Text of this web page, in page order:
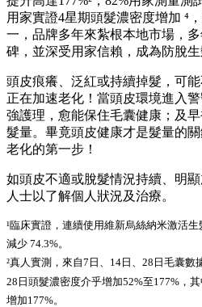
用家實證4星期頭髮濃密度增加 ⁴​
一，品牌多年來紮根本地市場，
碑，並深受用家信賴，成為防脫生
頭皮痕癢、泛紅或持續掉髮，可
正在加速老化！當頭皮環境進入
強護理，愈能保住毛囊健康；及
髮量。畢竟頭皮健康才是髮量的
老化的第一步！
如頭皮不適或脫髮情況持續、明
人士以了解個人狀況及治療。
¹臨床實證，連續使用維新烏絲納米激活
減少 74.3%。
²真人實測，來自7日、14日、28日毛囊數
28日頭髮濃密度介乎增加52%至177%，
增加177%。